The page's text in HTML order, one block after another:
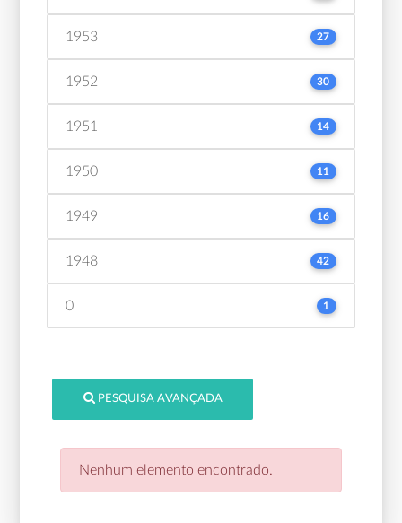
1953 27
1952 30
1951 14
1950 11
1949 16
1948 42
0 1
PESQUISA AVANÇADA
Nenhum elemento encontrado.